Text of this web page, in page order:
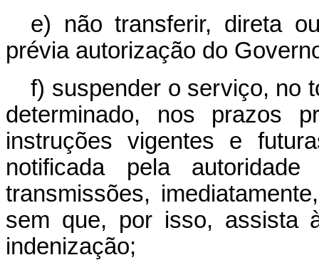
e) não transferir, direta
prévia autorização do
f) suspender o serviço, no
determinado, nos prazos
instruções vigentes e
notificada pela
transmissões,
sem que, por isso, assista
indenização;